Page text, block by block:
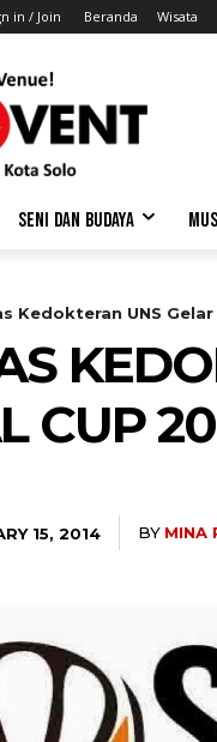
in / Join Beranda Wisata
SENI DAN BUDAYA
Kedokteran UNS
CUP
15, 2014 BY MINA